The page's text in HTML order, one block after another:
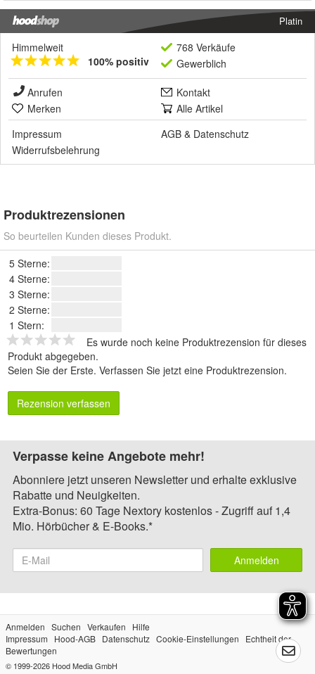
Platin
Himmelweit
100% positiv
768 Verkäufe
Gewerblich
Anrufen
Kontakt
Merken
Alle Artikel
Impressum
AGB & Datenschutz
Widerrufsbelehrung
Produktrezensionen
So beurteilen Kunden dieses Produkt.
5 Sterne:
4 Sterne:
3 Sterne:
2 Sterne:
1 Stern:
Es wurde noch keine Produktrezension für dieses
Produkt abgegeben.
Seien Sie der Erste. Verfassen Sie jetzt eine Produktrezension.
Rezension verfassen
Verpasse keine Angebote mehr!
Abonniere jetzt unseren Newsletter und erhalte exklusive
Rabatte und Neuigkeiten.
Extra-Bonus: 60 Tage Nextory kostenlos - Zugriff auf 1,4
Mio. Hörbücher & E-Books.*
Anmelden
Anmelden Suchen Verkaufen
Hilfe
Impressum
Hood-AGB Datenschutz Cookie-Einstellungen
Echtheit der
Bewertungen
© 1999-2026 Hood Media GmbH